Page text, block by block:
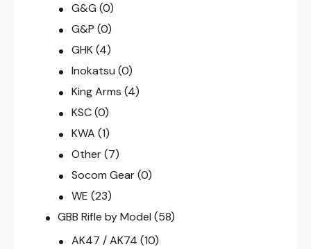
G&G (0)
G&P (0)
GHK (4)
Inokatsu (0)
King Arms (4)
KSC (0)
KWA (1)
Other (7)
Socom Gear (0)
WE (23)
GBB Rifle by Model (58)
AK47 / AK74 (10)